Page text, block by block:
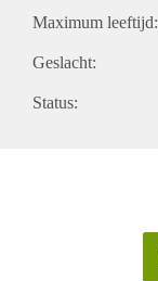
Maximum leeftijd:
Geslacht:
Status: